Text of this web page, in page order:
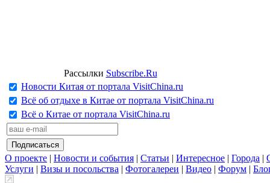
Рассылки Subscribe.Ru
Новости Китая от портала VisitChina.ru
Всё об отдыхе в Китае от портала VisitChina.ru
Всё о Китае от портала VisitChina.ru
О проекте | Новости и события | Статьи | Интересное | Города |
Услуги | Визы и посольства | Фотогалереи | Видео | Форум |